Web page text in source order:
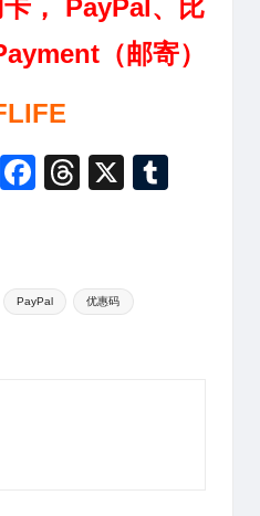
， PayPal、比
（邮寄）
W
F
e
b
T
a
d
X
PayPal 优惠码